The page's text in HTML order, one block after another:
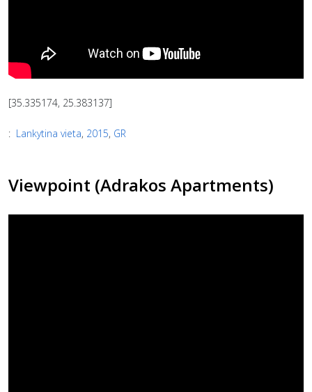
[35.335174, 25.383137]
: Lankytina vieta, 2015, GR
Viewpoint (Adrakos Apartments)